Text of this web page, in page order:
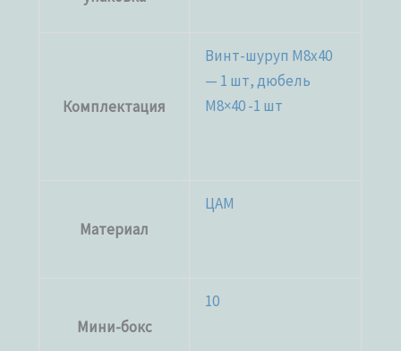
Комплектация
Винт-шуруп M8x40
— 1 шт, дюбель
М8×40 -1 шт
Материал
ЦАМ
Мини-бокс
10